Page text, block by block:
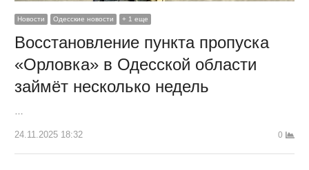
Новости Одесские новости + 1 еще
Восстановление пункта пропуска
«Орловка» в Одесской области
займёт несколько недель
…
24.11.2025 18:32 0